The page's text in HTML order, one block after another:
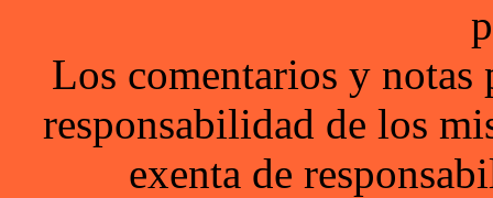
Los comentarios y notas
responsabilidad de los
exenta de